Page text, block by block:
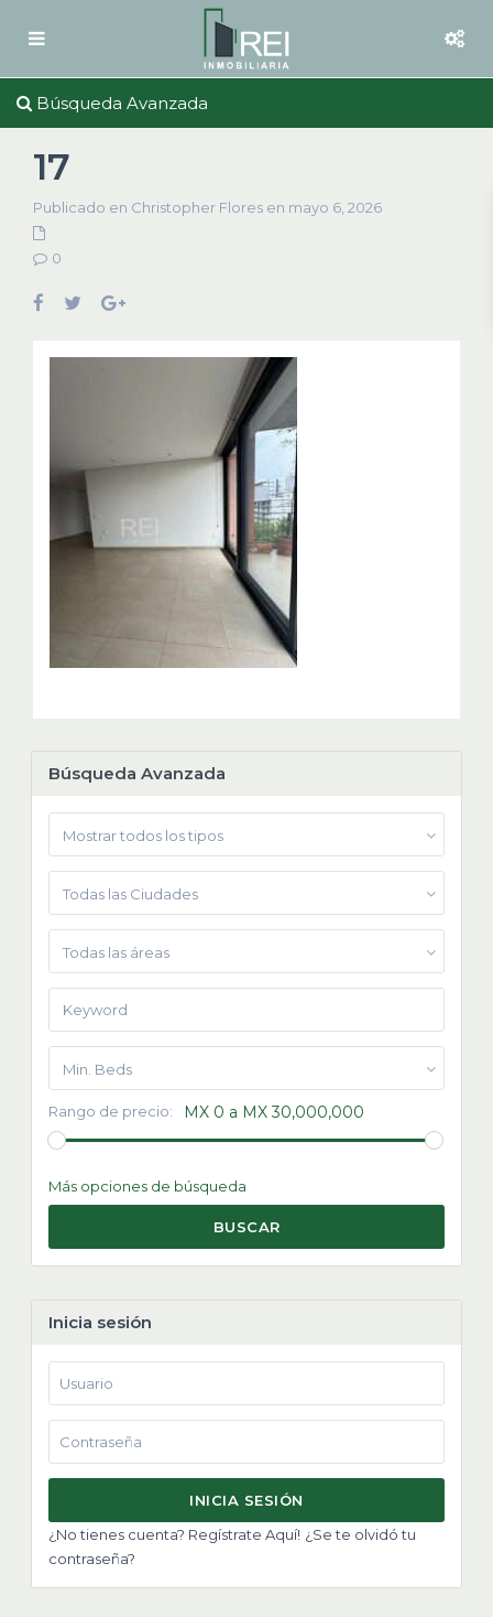
Búsqueda Avanzada
17
Publicado en Christopher Flores en mayo 6, 2026
0
Búsqueda Avanzada
Mostrar todos los tipos
Todas las Ciudades
Todas las áreas
Min. Beds
Rango de precio: MX 0 a MX 30,000,000
Más opciones de búsqueda
BUSCAR
Inicia sesión
INICIA SESIÓN
¿No tienes cuenta? Regístrate Aquí! ¿Se te olvidó tu
contraseña?